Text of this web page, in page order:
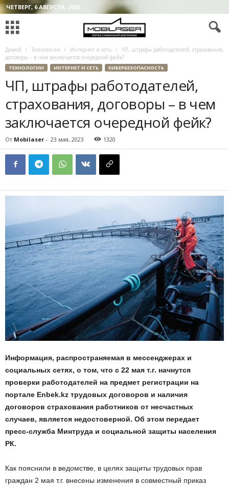
ЧЕТВЕРГ, 6 АВГУСТА, 2026
Домой Технологии Интернет и сеть
ЧП, штрафы работодателей, страхования,
договоры – в чем заключается очередной фейк?
ТЕХНОЛОГИИ ИНТЕРНЕТ И СЕТЬ КИБЕРБЕЗОПАСНОСТЬ
ЧП, штрафы работодателей,
страхования, договоры – в чем
заключается очередной фейк?
От Mobilaser - 23 мая, 2023 1320
Информация, распространяемая в мессенджерах и
социальных сетях, о том, что с 22 мая т.г. начнутся
проверки работодателей на предмет регистрации на
портале Enbek.kz трудовых договоров и наличия
договоров страхования работников от несчастных
случаев, является недостоверной. Об этом передает
пресс-служба Минтруда и социальной защиты населения
РК.
Как пояснили в ведомстве, в целях защиты трудовых прав
граждан 2 мая т.г. внесены изменения в совместный приказ